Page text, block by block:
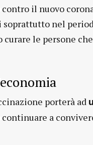
il nuovo
soprattutto nel
le persone
porterà ad
a